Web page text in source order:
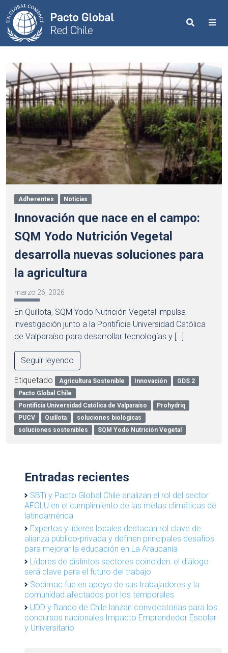
Search
Adherentes Noticias
Innovación que nace en el campо:
SQM Yodo Nutrición Vegetal
desarrolla nuevas soluciones para
la agricultura
marzo 26, 2026
En Quillota, SQM Yodo Nutrición Vegetal impulsa
investigación junto a la Pontificia Universidad Católica
de Valparaíso para desarrollar tecnologías y […]
Seguir leyendo
Etiquetado Agricultura Sostenible Innovación
ODS 2
Pacto Global Chile
Pontificia Universidad Católica de Valparaíso
Prohydriq
PUCV
Quillota
soluciones biológicas
soluciones sostenibles
SQM Yodo Nutrición Vegetal
Entradas recientes
SBTi y Pacto Global Chile analizan el rol del sector
AFOLU en el cumplimiento de las metas climáticas de
latinoamérica
Expertos y líderes locales destacan rol clave de
alianza público-privada y definen principales desafíos
para mejorar la educación en La Araucanía
Líderes de distintos sectores coinciden: el diálogo
será clave para el futuro del trabajo
Sodimac fue en apoyo de sus trabajadores y la
comunidad afectados por los temporales
UDD y Banco de Chile lanzan convocatorias para los
concursos nacionales Impacto Emprendedor Escolar
y Universitario